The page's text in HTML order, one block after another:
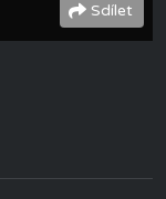
Sdílet